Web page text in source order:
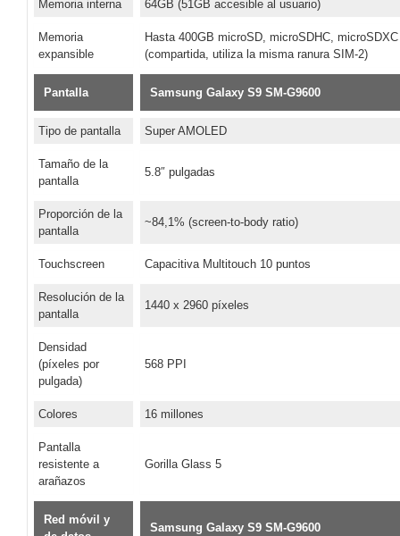
Memoria interna 64GB (51GB accesible al usuario)
Memoria
expansible
Hasta 400GB microSD, microSDHC, microSDXC
(compartida, utiliza la misma ranura SIM-2)
Pantalla Samsung Galaxy S9 SM-G9600
Tipo de pantalla Super AMOLED
Tamaño de la
pantalla
5.8″ pulgadas
Proporción de la
pantalla
~84,1% (screen-to-body ratio)
Touchscreen Capacitiva Multitouch 10 puntos
Resolución de la
pantalla
1440 x 2960 píxeles
Densidad
(píxeles por
pulgada)
568 PPI
Colores 16 millones
Pantalla
resistente a
arañazos
Gorilla Glass 5
Red móvil y
Samsung Galaxy S9 SM-G9600